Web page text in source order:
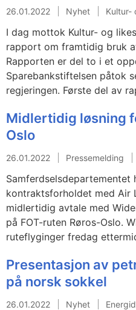
26.01.2022 Nyhet Kultur-
I dag mottok Kultur- og
rapport om framtidig bruk
Rapporten er del to i et
Sparebankstiftelsen påtok
regjeringen. Første del av
Midlertidig løsning
Oslo
26.01.2022 Pressemelding
Samferdselsdepartementet
kontraktsforholdet med Air
midlertidig avtale med
på FOT-ruten Røros-Oslo.
ruteflyginger fredag
Presentasjon av
på norsk sokkel
26.01.2022 Nyhet